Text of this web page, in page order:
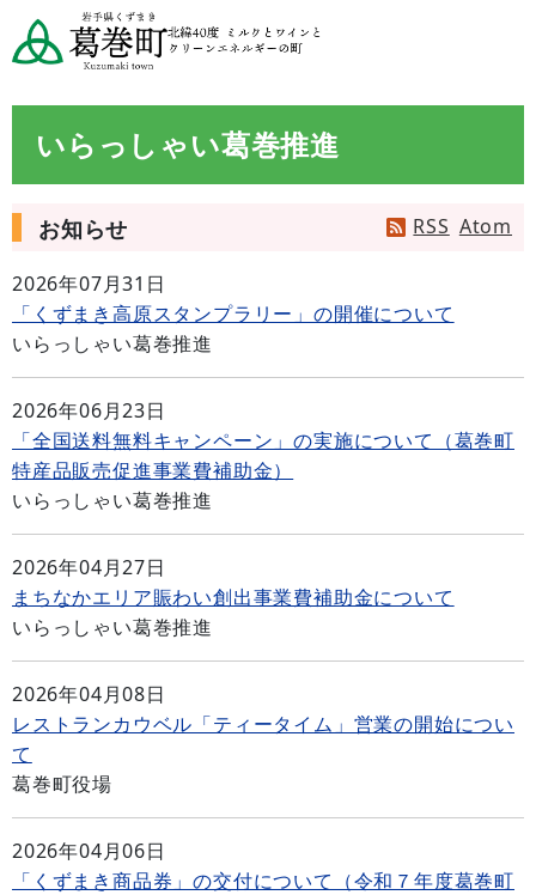
いらっしゃい葛巻推進
お知らせ RSS Atom
2026年07月31日
「くずまき高原スタンプラリー」の開催について
いらっしゃい葛巻推進
2026年06月23日
「全国送料無料キャンペーン」の実施について（葛巻町
特産品販売促進事業費補助金）
いらっしゃい葛巻推進
2026年04月27日
まちなかエリア賑わい創出事業費補助金について
いらっしゃい葛巻推進
2026年04月08日
レストランカウベル「ティータイム」営業の開始につい
て
葛巻町役場
2026年04月06日
「くずまき商品券」の交付について（令和７年度葛巻町